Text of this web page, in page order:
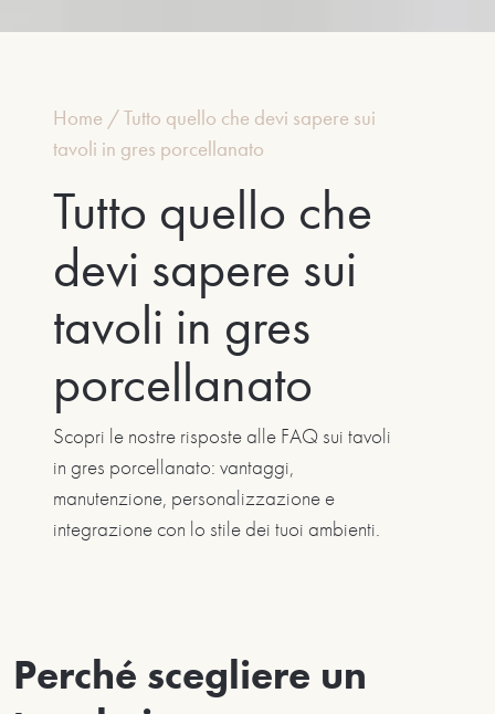
Home /Tutto quello che devi sapere sui
tavoli in gres porcellanato
Tutto quello che
devi sapere sui
tavoli in gres
porcellanato
Scopri le nostre risposte alle FAQ sui tavoli
in gres porcellanato: vantaggi,
manutenzione, personalizzazione e
integrazione con lo stile dei tuoi ambienti.
Perché scegliere un